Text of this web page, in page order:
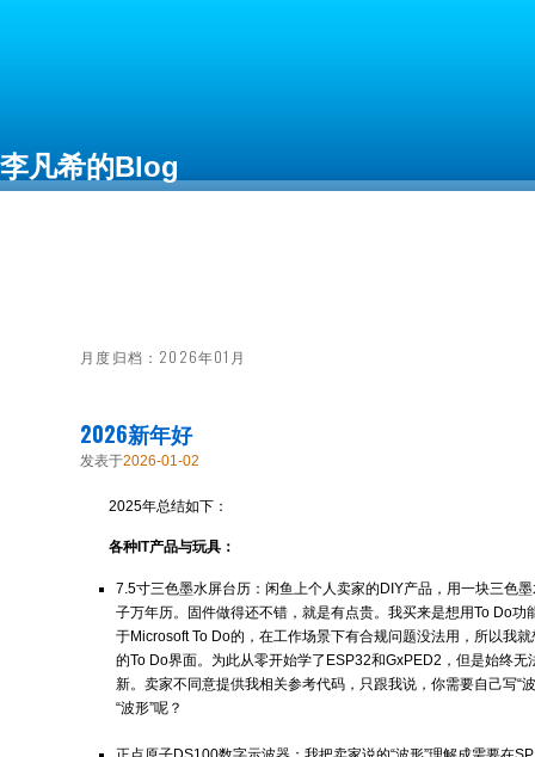
李凡希的Blog
月度归档： 2026年01月
2026新年好
发表于2026-01-02
2025年总结如下：
各种IT产品与玩具：
7.5寸三色墨水屏台历：闲鱼上个人卖家的DIY产品，用一块三色
子万年历。固件做得还不错，就是有点贵。我买来是想用To Do功
于Microsoft To Do的，在工作场景下有合规问题没法用，所以我
的To Do界面。为此从零开始学了ESP32和GxPED2，但是始终无
新。卖家不同意提供我相关参考代码，只跟我说，你需要自己写“
“波形”呢？